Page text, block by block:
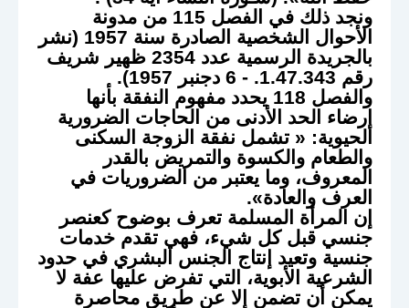
ونجد ذلك في الفصل 115 من مدونة
الأحوال الشخصية الصادرة سنة 1957 (نشر
بالجريدة الرسمية عدد 2354 ظهير شريف
رقم 1.47.343. - 6 دجنبر 1957).
والفصل 118 يحدد مفهوم النفقة بأنها
إرضاء الحد الأدنى من الحاجات الضرورية
الحيوية: « تشمل نفقة الزوجة السكنى
والطعام والكسوة والتمريض بالقدر
المعروف، وما يعتبر من الضروريات في
العرف والعادة».
إن المرأة المسلمة تعرف بوضوح كعنصر
جنسي قبل كل شيء، فهي تقدم خدمات
جنسية وتعيد إنتاج الجنس البشري في حدود
الشرعية الأبوية، التي تفرض عليها عفة لا
يمكن أن تضمن إلا عن طريق محاصرة